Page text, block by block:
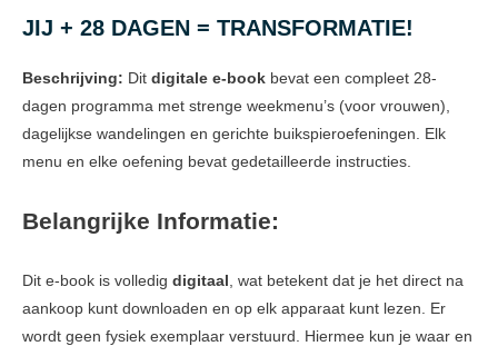
JIJ + 28 DAGEN = TRANSFORMATIE!
Beschrijving: Dit digitale e-book bevat een compleet 28-
dagen programma met strenge weekmenu’s (voor vrouwen),
dagelijkse wandelingen en gerichte buikspieroefeningen. Elk
menu en elke oefening bevat gedetailleerde instructies.
Belangrijke Informatie:
Dit e-book is volledig digitaal , wat betekent dat je het direct na
aankoop kunt downloaden en op elk apparaat kunt lezen. Er
wordt geen fysiek exemplaar verstuurd. Hiermee kun je waar en